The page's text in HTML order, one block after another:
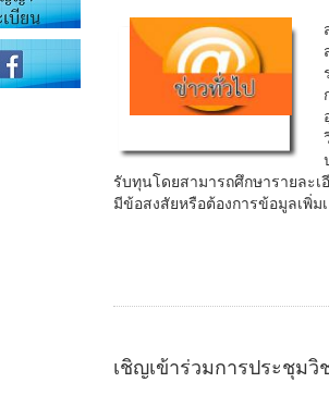
รับทุนโดยสามารถศึกษารายละ
มีข้อสงสัยหรือต้องการข้อมูลเพิ่ม
เชิญเข้าร่วมการประชุม